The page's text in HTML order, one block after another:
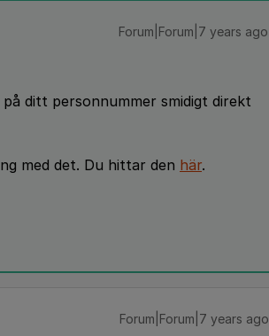
Forum|Forum|7 years ago
ditt personnummer smidigt direkt
med det. Du hittar den här.
Forum|Forum|7 years ago